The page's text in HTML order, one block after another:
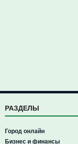
РАЗДЕЛЫ
Город онлайн
Бизнес и финансы